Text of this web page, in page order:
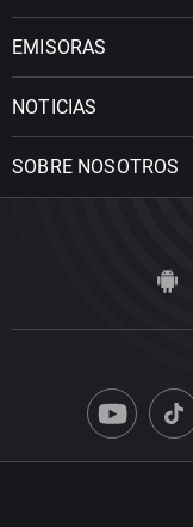
EMISORAS
NOTICIAS
SOBRE NOSOTROS